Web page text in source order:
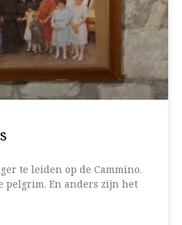
te leiden op de Cammino.
pelgrim. En anders zijn het